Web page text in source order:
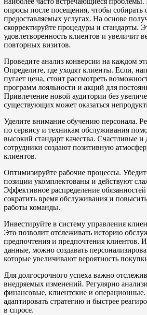
опросы после посещения, чтобы собирать
предоставляемых услугах. На основе
скорректируйте процедуры и стандарты.
удовлетворенность клиентов и увеличит
повторных визитов.
Проведите анализ конверсии на каждом
Определите, где уходят клиенты. Если,
пугает цена, стоит рассмотреть
программ лояльности и акций для
Привлечение новой аудитории без
существующих может оказаться
Уделите внимание обучению персонала.
по сервису и техникам обслуживания
высокий стандарт качества. Счастливые и
сотрудники создают позитивную
клиентов.
Оптимизируйте рабочие процессы.
позиции укомплектованы и действуют
Эффективное распределение
сократить время обслуживания и повысить
работы команды.
Инвестируйте в систему управления
Это позволит отслеживать историю
предпочтения и предпочтения клиентов.
данные, можно создавать
которые увеличивают вероятность
Для долгосрочного успеха важно
внедряемых изменений. Регулярно
финансовые, клиентские и
адаптировать стратегию и быстрее
в спросе.